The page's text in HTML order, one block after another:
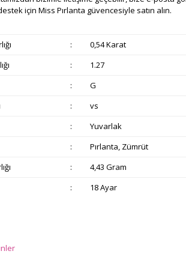
için Miss Pırlanta güvencesiyle satın alın.
:
0,54 Karat
:
1.27
:
G
:
vs
:
Yuvarlak
:
Pırlanta, Zümrüt
:
4,43 Gram
: 18 Ayar